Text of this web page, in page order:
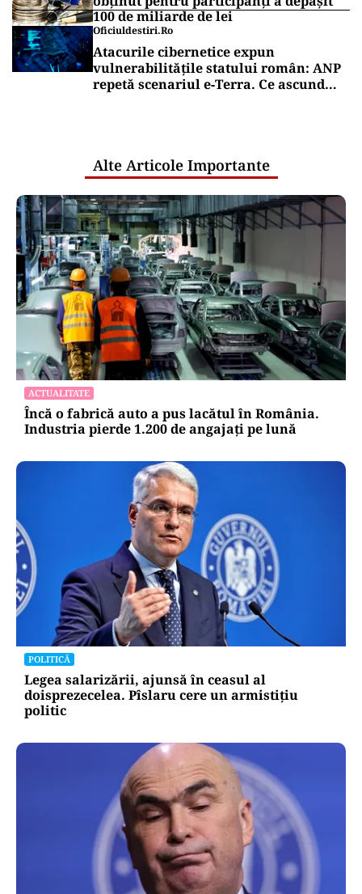
SPORT
la FCSB a luat decizia în cazul
fotbalistului cumpărat de la Dinamo:
„Fac curățenie! Nu e de echipa asta”
americane
Puterea Financiara
Pilonul 2 trece un prag istoric: câștigul
obținut pentru participanți a depășit
100 de miliarde de lei
Oficiuldestiri.ro
Atacurile cibernetice expun
vulnerabilitățile statului român: ANP
repetă scenariul e‑Terra. Ce ascund
comunicările oficiale și cine răspunde
pentru mentenanța IT a instituțiilor
publice
Alte Articole Importante
ACTUALITATE
Încă o fabrică auto a pus lacătul în România.
Industria pierde 1.200 de angajați pe lună